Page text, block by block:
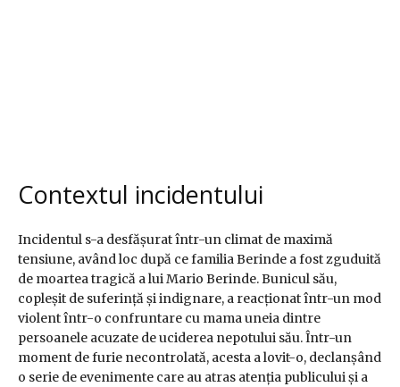
Contextul incidentului
Incidentul s-a desfășurat într-un climat de maximă
tensiune, având loc după ce familia Berinde a fost zguduită
de moartea tragică a lui Mario Berinde. Bunicul său,
copleșit de suferință și indignare, a reacționat într-un mod
violent într-o confruntare cu mama uneia dintre
persoanele acuzate de uciderea nepotului său. Într-un
moment de furie necontrolată, acesta a lovit-o, declanșând
o serie de evenimente care au atras atenția publicului și a